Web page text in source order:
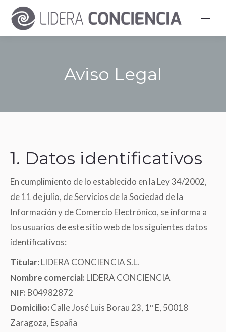
Aviso Legal
1. Datos identificativos
En cumplimiento de lo establecido en la Ley 34/2002,
de 11 de julio, de Servicios de la Sociedad de la
Información y de Comercio Electrónico, se informa a
los usuarios de este sitio web de los siguientes datos
identificativos:
Titular: LIDERA CONCIENCIA S.L.
Nombre comercial: LIDERA CONCIENCIA
NIF: B04982872
Domicilio: Calle José Luis Borau 23, 1º E, 50018
Zaragoza, España